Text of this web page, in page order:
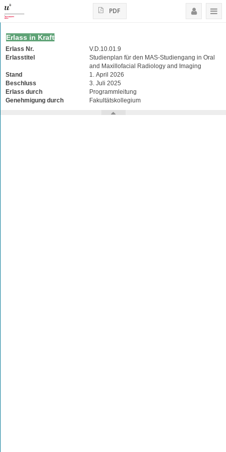
PDF
Erlass in Kraft
Erlass Nr.
V.D.10.01.9
Erlasstitel
Studienplan für den MAS-Studiengang in Oral
and Maxillofacial Radiology and Imaging
Stand
1. April 2026
Beschluss
3. Juli 2025
Erlass durch
Programmleitung
Genehmigung durch
Fakultätskollegium